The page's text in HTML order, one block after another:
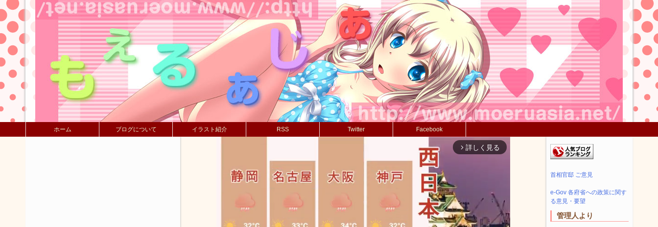
ホーム ブログについて イラスト紹介 RSS Twitter Facebook
arrow_forward_ios 詳しく見る
首相官邸 ご意見
e-Gov 各府省への政策に関す
る意見・要望
管理人より